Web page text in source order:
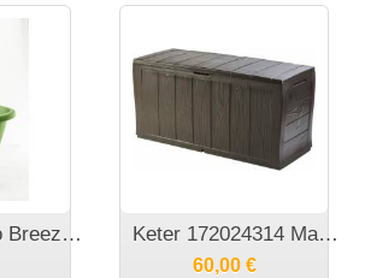
Keter Easy go Breeze Πλαστικό καρότσι μεταφοράς 50Lt Keter 172024314 Marvel Πλαστικό μπαούλο αποθήκευσης 270L 117x45x57h
60,00 €